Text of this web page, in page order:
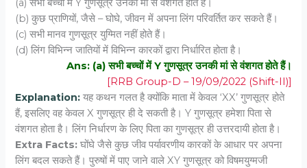
(a) सभी बच्चों में Y गुणसूत्र उनकी मां से वंशगत होते हैं।
(b) कुछ प्राणियों, जैसे – घोघे, जीवन में अपना लिंग परिवर्तित कर सकते हैं।
(c) सभी मानव गुणसूत्र युग्मित नहीं होते हैं।
(d) लिंग विभिन्न जातियों में विभिन्न कारकों द्वारा निर्धारित होता है।
Ans: (a) सभी बच्चों में Y गुणसूत्र उनकी मां से वंशगत होते हैं।
[RRB Group-D – 19/09/2022 (Shift-II)]
Explanation: यह कथन गलत है क्योंकि माता में केवल ‘XX’ गुणसूत्र होते
हैं, इसलिए वह केवल X गुणसूत्र ही दे सकती है। Y गुणसूत्र हमेशा पिता से
वंशगत होता है। लिंग निर्धारण के लिए पिता का गुणसूत्र ही उत्तरदायी होता है।
Extra Facts: घोंघे जैसे कुछ जीव पर्यावरणीय कारकों के आधार पर अपना
लिंग बदल सकते हैं। पुरुषों में पाए जाने वाले XY गुणसूत्र को विषमयुग्मजी